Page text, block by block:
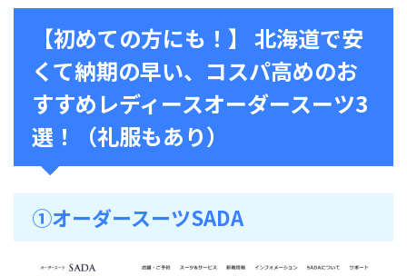
【初めての方にも！】 北海道で安
くて納期の早い、コスパ高めのお
すすめレディースオーダースーツ3
選！（礼服もあり）
➀オーダースーツSADA